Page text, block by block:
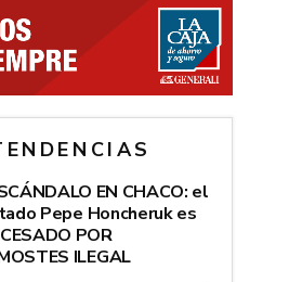
EN CHACO: el
Pepe Honcheruk es
POR
ILEGAL